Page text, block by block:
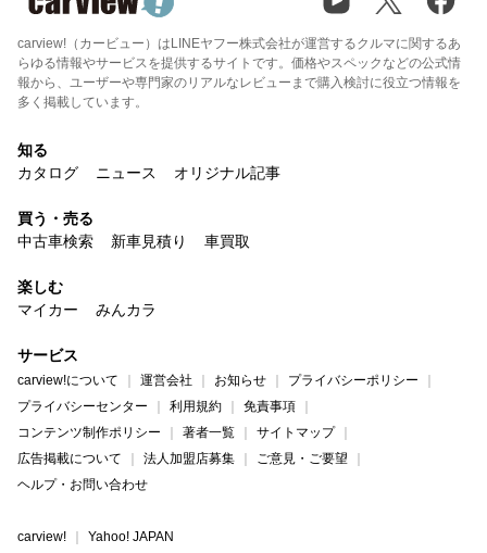
carview!（カービュー）はLINEヤフー株式会社が運営するクルマに関するあ
らゆる情報やサービスを提供するサイトです。価格やスペックなどの公式情
報から、ユーザーや専門家のリアルなレビューまで購入検討に役立つ情報を
多く掲載しています。
知る
カタログ
ニュース オリジナル記事
買う・売る
中古車検索
新車見積り 車買取
楽しむ
マイカー
みんカラ
サービス
carview!について 運営会社 お知らせ
プライバシーポリシー
プライバシーセンター
利用規約
免責事項
コンテンツ制作ポリシー
著者一覧
サイトマップ
広告掲載について
法人加盟店募集
ご意見・ご要望
ヘルプ・お問い合わせ
carview! Yahoo! JAPAN